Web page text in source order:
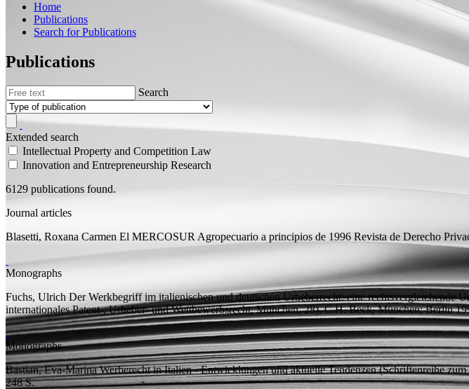
Home
Publications
Search for Publications
Publications
Search
Extended search
Intellectual Property and Competition Law
Innovation and Entrepreneurship Research
6129 publications found.
Journal articles
Blasetti, Roxana Carmen El MERCOSUR Agropecuario a principios de 1996 Revista de Derecho
Monographs
Fuchs, Ulrich Der Werkbegriff im italienischen und deutschen Urheberrecht: eine rechtsvergleichende
internationales Patent-, Urheber- und Wettbewerbsrecht, München, 28), C.H. Beck, München; Berlin
Monographs
Bastian, Eva-Marina Werberecht in Italien - Entwicklungen und aktuelle Tendenzen(Schriftenreihe
248S.